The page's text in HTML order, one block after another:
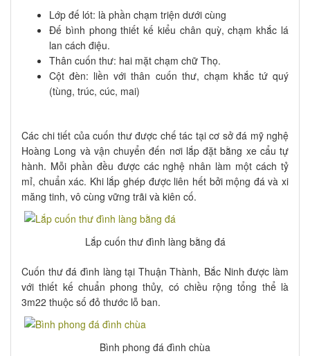
Lớp đế lót: là phần chạm triện dưới cùng
Đế bình phong thiết kế kiểu chân quỳ, chạm khắc lá
lan cách điệu.
Thân cuốn thư: hai mặt chạm chữ Thọ.
Cột đèn: liền với thân cuốn thư, chạm khắc tứ quý
(tùng, trúc, cúc, mai)
Các chi tiết của cuốn thư được chế tác tại cơ sở đá mỹ nghệ
Hoàng Long và vận chuyển đến nơi lắp đặt bằng xe cẩu tự
hành. Mỗi phần đều được các nghệ nhân làm một cách tỷ
mỉ, chuẩn xác. Khi lắp ghép được liên hết bởi mộng đá và xi
măng tinh, vô cùng vững trãi và kiên cố.
Lắp cuốn thư đình làng bằng đá
Cuốn thư đá đình làng tại Thuận Thành, Bắc Ninh được làm
với thiết kế chuẩn phong thủy, có chiều rộng tổng thể là
3m22 thuộc số đỏ thước lỗ ban.
Bình phong đá đình chùa